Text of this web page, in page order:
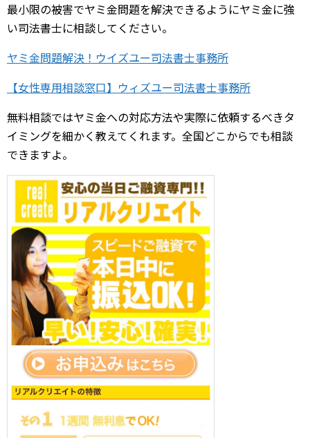
最小限の被害でヤミ金問題を解決できるようにヤミ金に強
い司法書士に相談してください。
ヤミ金問題解決！ウイズユー司法書士事務所
【女性専用相談窓口】ウィズユー司法書士事務所
無料相談ではヤミ金への対応方法や実際に依頼するべきタ
イミングを細かく教えてくれます。全国どこからでも相談
できますよ。